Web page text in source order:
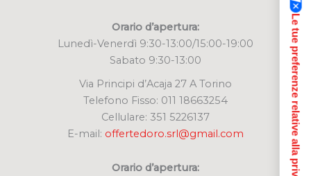
Orario d’apertura:
Lunedì-Venerdì 9:30-13:00/15:00-19:00
Sabato 9:30-13:00
Via Principi d’Acaja 27 A Torino
Telefono Fisso: 011 18663254
Cellulare: 351 5226137
E-mail: offertedoro.srl@gmail.com
Orario d’apertura: Le tue preferenze relative alla privacy